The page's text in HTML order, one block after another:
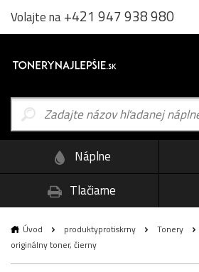
Volajte na+421 947 938 980
Náplne
Tlačiarne
Úvod produktyprotiskrny Tonery
originálny toner, čierny